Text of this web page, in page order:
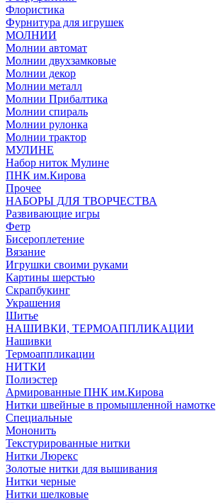
Флористика
Фурнитура для игрушек
МОЛНИИ
Молнии автомат
Молнии двухзамковые
Молнии декор
Молнии металл
Молнии Прибалтика
Молнии спираль
Молнии рулонка
Молнии трактор
МУЛИНЕ
Набор ниток Мулине
ПНК им.Кирова
Прочее
НАБОРЫ ДЛЯ ТВОРЧЕСТВА
Развивающие игры
Фетр
Бисероплетение
Вязание
Игрушки своими руками
Картины шерстью
Скрапбукинг
Украшения
Шитье
НАШИВКИ, ТЕРМОАППЛИКАЦИИ
Нашивки
Термоаппликации
НИТКИ
Полиэстер
Армированные ПНК им.Кирова
Нитки швейные в промышленной намотке
Специальные
Мононить
Текстурированные нитки
Нитки Люрекс
Золотые нитки для вышивания
Нитки черные
Нитки шелковые